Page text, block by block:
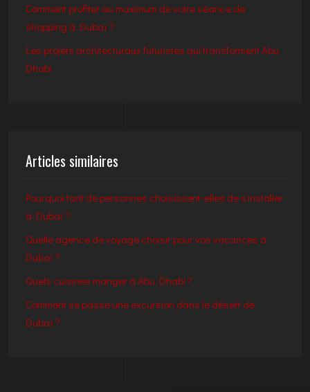
Comment profiter au maximum de votre séance de
shopping à Dubaï ?
Les projets architecturaux futuristes qui transforment Abu
Dhabi
Articles similaires
Pourquoi tant de personnes choisissent-elles de s’installer
à Dubaï ?
Quelle agence de voyage choisir pour vos vacances à
Dubaï ?
Quels cuisines manger à Abu Dhabi ?
Comment se passe une excursion dans le désert de
Dubaï ?